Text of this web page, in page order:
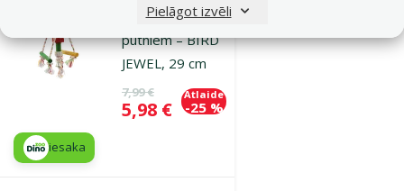
Pielāgot izvēli
Rotaļlieta
putniem – BIRD
JEWEL, 29 cm
Oriģinālā cena
7,99 €
Cena
5,98 €
Atlaide
-25 %
iesaka